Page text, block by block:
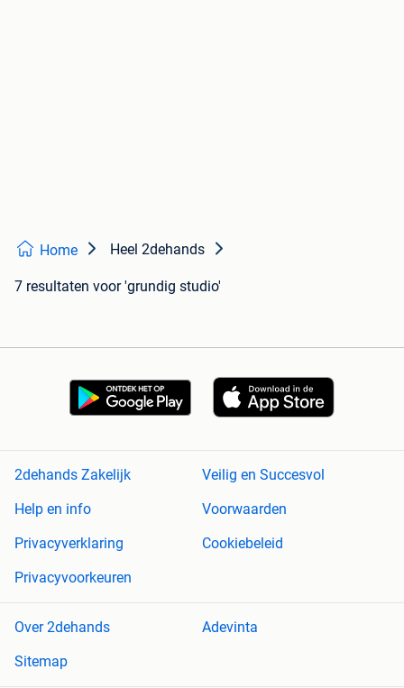
Home Heel 2dehands
7 resultaten voor 'grundig studio'
2dehands Zakelijk
Veilig en Succesvol
Help en info
Voorwaarden
Privacyverklaring
Cookiebeleid
Privacyvoorkeuren
Over 2dehands
Adevinta
Sitemap